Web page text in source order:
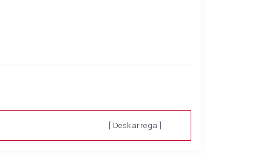
[ Deskarrega ]